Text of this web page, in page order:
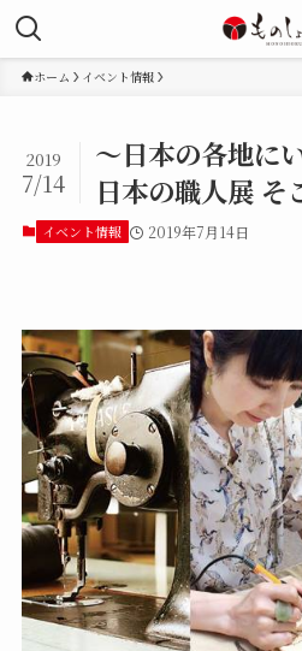
ホーム イベント情報
～日本の各地に
日本の職人展 そ
2019
7/14
イベント情報 2019年7月14日